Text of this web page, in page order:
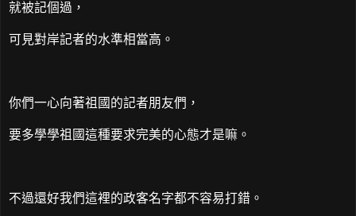
就被記個過，
可見對岸記者的水準相當高。
你們一心向著祖國的記者朋友們，
要多學學祖國這種要求完美的心態才是嘛。
不過還好我們這裡的政客名字都不容易打錯。